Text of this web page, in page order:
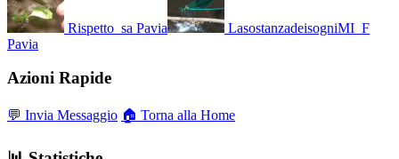
Rispetto_sa Pavia
LasostanzadeisogniMI_F
Pavia
Azioni Rapide
💬 Invia Messaggio 🏠 Torna alla Home